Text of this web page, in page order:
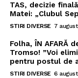
TAS, decizie
Matei: „Clubul
STIRI DIVERSE 7
Folha, ÎN AFARĂ
Tromso! ”Voi
pentru postul de
STIRI DIVERSE 6